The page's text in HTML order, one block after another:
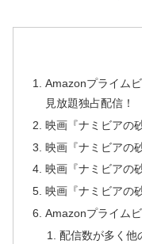
Amazonプライム
見放題独占配信！
映画『ナミビアの
映画『ナミビアの
映画『ナミビアの
映画『ナミビアの
Amazonプライム
配信数が多く他